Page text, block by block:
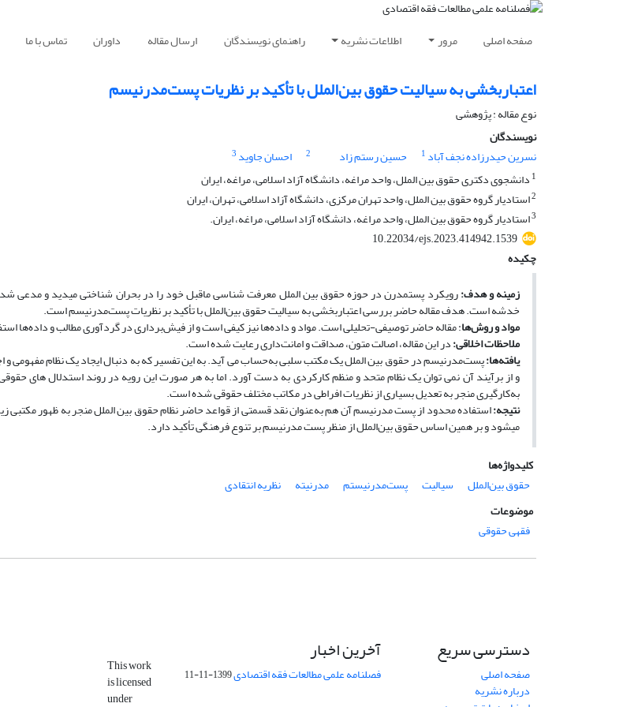
صفحه اصلی مرور اطلاعات نشریه راهنمای نویسندگان ارسال مقاله داوران تماس با ما
اعتباربخشی به سیالیت حقوق بین‌الملل با تأکید بر نظریات پست‌مدرنیسم
نوع مقاله : پژوهشی
نویسندگان
نسرین حیدرزاده نجف آباد 1 حسین رستم زاد 2 احسان جاوید 3
1 دانشجوی دکتری حقوق بین الملل، واحد مراغه، دانشگاه آزاد اسلامی، مراغه، ایران
2استادیار گروه حقوق بین الملل، واحد تهران مرکزی، دانشگاه آزاد اسلامی، تهران، ایران
3استادیار گروه حقوق بین الملل، واحد مراغه، دانشگاه آزاد اسلامی، مراغه، ایران.
10.22034/ejs.2023.414942.1539
چکیده
زمینه و هدف:رویکرد پست­مدرن در­ حوزه حقوق بین­ الملل معرفت­ شناسی ماقبل خود را در بحران شناختی می­دید و مدعی
خدشه است. هدف مقاله حاضر بررسی اعتباربخشی به سیالیت حقوق بین‌الملل با تأکید بر نظریات پست‌مدرنیسم است.
مواد و روش‌ها: مقاله حاضر توصیفی-تحلیلی است. مواد و داده‌ها نیز کیفی است و از فیش‌برداری در گردآوری مطالب و داده‌ها
ملاحظات اخلاقی:در این مقاله، اصالت متون، صداقت و امانت‌داری رعایت شده است.
یافته‌ها:پست‌مدرنیسم در حقوق بین­ الملل یک مکتب سلبی به‌حساب می ­آید. به این تفسیر که به­ دنبال ایجاد یک نظام مفهومی
و از برآیند آن نمی ­توان یک نظام متحد و منظم کارکردی به ­دست آورد. اما به هر صورت این رویه در روند استدلال­ های
به‌کارگیری منجر به تعدیل بسیاری از نظریات افراطی در مکاتب مختلف حقوقی شده است.
نتیجه‌:استفاده محدود از پست ­مدرنیسم آن‌ هم به‌عنوان نقد قسمتی از قواعد حاضر نظام حقوق بین الملل منجر به ­ظهور مکتبی
می­شود و بر همین اساس حقوق بین‌الملل از منظر پست‌ مدرنیسم بر تنوع فرهنگی تأکید دارد.
کلیدواژه‌ها
حقوق بین‌الملل
سیالیت پست‌مدرنیستم مدرنیته
نظریه انتقادی
موضوعات
فقهی حقوقی
دسترسی سریع
صفحه اصلی
درباره نشریه
آخرین اخبار
فصلنامه علمی مطالعات فقه اقتصادی1399-11-11
This work
is licensed
under